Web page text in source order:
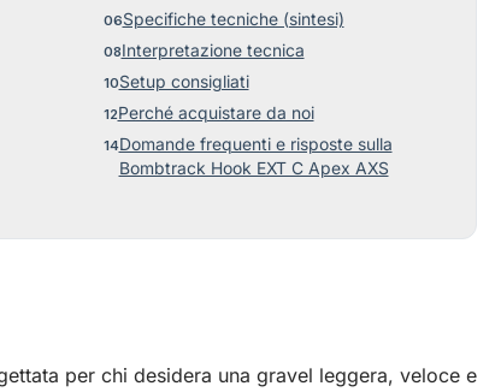
Specifiche tecniche (sintesi)
Interpretazione tecnica
Setup consigliati
Perché acquistare da noi
Domande frequenti e risposte sulla
Bombtrack Hook EXT C Apex AXS
per chi desidera una gravel leggera, veloce e